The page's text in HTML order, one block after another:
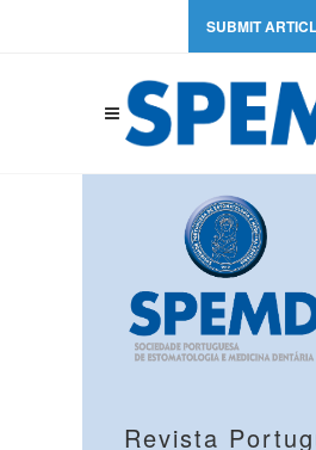
SUBMIT
Revista